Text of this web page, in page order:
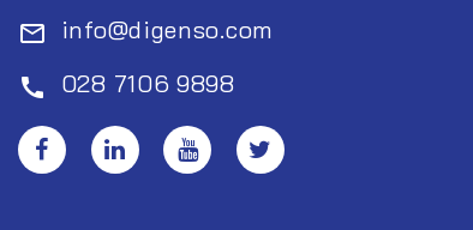
mail_outline info@digenso.com
call 028 7106 9898